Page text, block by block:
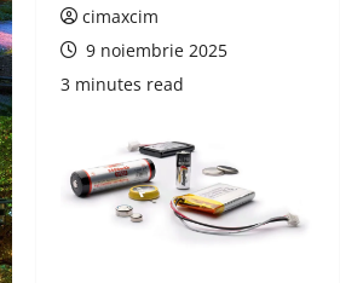
cimaxcim
9 noiembrie 2025
3 minutes read